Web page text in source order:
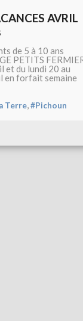
AVRIL
de 5 à 10 ans
PETITS
et du lundi 20 au
en forfait semaine
Terre,#Pichoun